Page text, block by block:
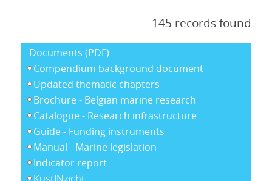
145 records found
Documents (PDF)
Compendium background document
Updated thematic chapters
Brochure - Belgian marine research
Catalogue - Research infrastructure
Guide - Funding instruments
Manual - Marine legislation
Indicator report